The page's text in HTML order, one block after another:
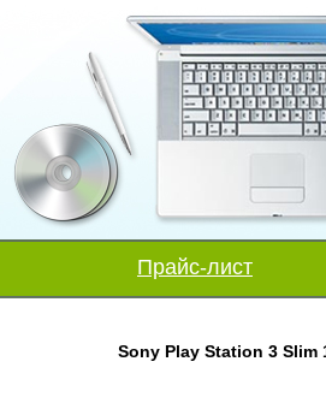
Прайс-лист
Sony Play Station 3 Slim